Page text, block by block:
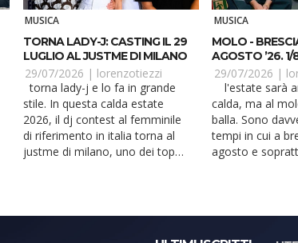
MUSICA
TORNA LADY-J: CASTING IL 29
LUGLIO AL JUSTME DI MILANO
29/07/2026 | lorenzotiezzi
torna lady-j e lo fa in grande
stile. In questa calda estate
2026, il dj contest al femminile
di riferimento in italia torna al
justme di milano, uno dei top
MUSICA
MOLO -
AGOSTO ’26. 1/
STREETSMART
29/07/2026 |
calda, ma al
balla. Sono
tempi in cui a
agosto e